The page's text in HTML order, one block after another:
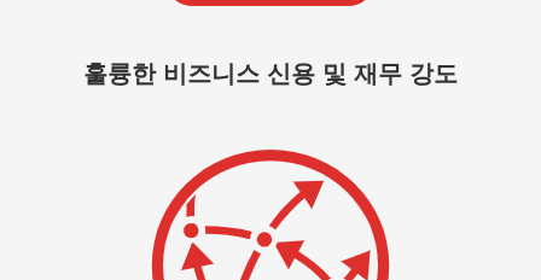
훌륭한 비즈니스 신용 및 재무 강도